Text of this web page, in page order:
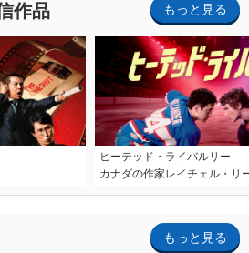
作品 もっと見る
…
ヒーテッド・ライバルリー
カナダの作家レイチェル・リ
もっと見る